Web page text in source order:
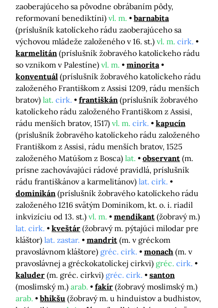
zaoberajúceho sa pôvodne obrábaním pôdy,
reformovaní benediktíni) vl. m.
barnabita
(príslušník katolíckeho rádu zaoberajúceho sa
výchovou mládeže založeného v 16. st.) vl. m. cirk.
karmelitán (príslušník žobravého katolíckeho rádu
so vznikom v Palestíne) vl. m.
minorita
konventuál (príslušník žobravého katolíckeho rádu
založeného Františkom z Assisi 1209, rádu menších
bratov) lat. cirk. františkán (príslušník žobravého
katolíckeho rádu založeného Františkom z Assisi,
rádu menších bratov, 1517) vl. m. cirk.
kapucín
(príslušník žobravého katolíckeho rádu založeného
Františkom z Assisi, rádu menších bratov, 1525
založeného Matúšom z Bosca) lat. observant (m.
prísne zachovávajúci rádové pravidlá, príslušník
rádu františkánov a karmelitánov) lat. cirk.
dominikán (príslušník žobravého katolíckeho rádu
založeného 1216 svätým Dominikom, kt. o. i. riadil
inkvizíciu od 13. st.) vl. m. mendikant (žobravý m.)
lat. cirk.
kveštár (žobravý m. pýtajúci milodar pre
kláštor) lat. zastar. mandrit (m. v gréckom
pravoslávnom kláštore) gréc. cirk. monach (m. v
pravoslávnej a gréckokatolíckej cirkvi) gréc. cirk.
kaluder (m. gréc. cirkvi) gréc. cirk.
santon
(moslimský m.) arab. fakír (žobravý moslimský m.)
arab.
bhikšu (žobravý m. u hinduistov a budhistov,